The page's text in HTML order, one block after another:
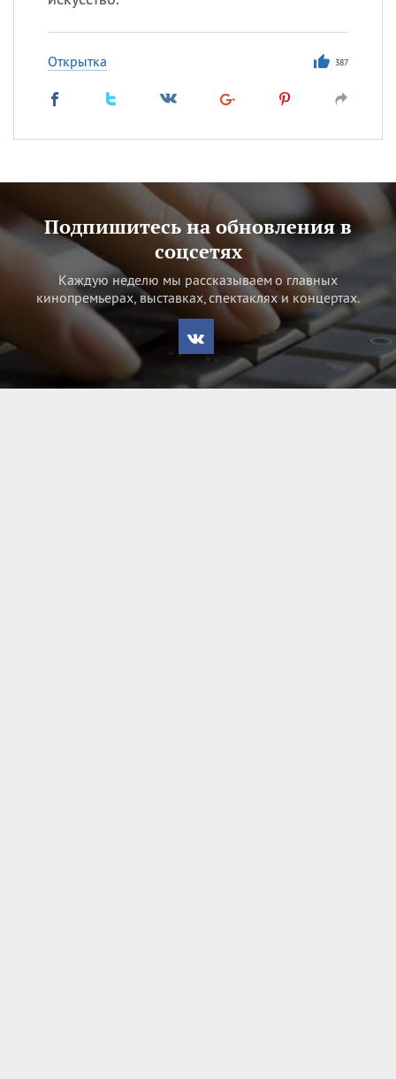
Открытка 387
Подпишитесь на обновления в
соцсетях
Каждую неделю мы рассказываем о главных
кинопремьерах, выставках, спектаклях и концертах.